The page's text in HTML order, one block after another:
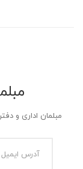
مبلمان اداری و